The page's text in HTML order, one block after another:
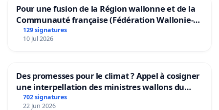
Pour une fusion de la Région wallonne et de la
Communauté française (Fédération Wallonie-
Bruxelles)
129 signatures
10 Jul 2026
Des promesses pour le climat ? Appel à cosigner
une interpellation des ministres wallons du
climat et de l’environnement.
702 signatures
22 Jun 2026